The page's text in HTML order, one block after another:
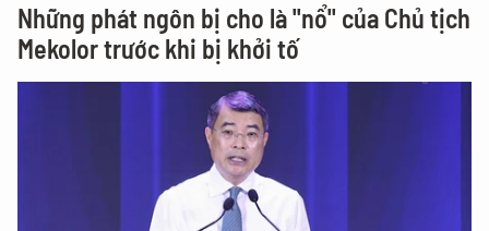
Những phát ngôn bị cho là "nổ" của Chủ tịch
Mekolor trước khi bị khởi tố